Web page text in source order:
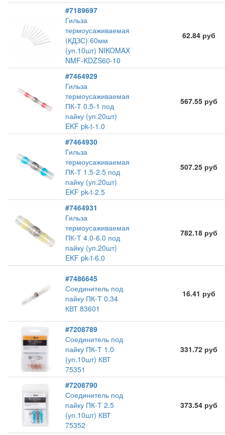
#7189697
Гильза
термоусаживаемая
(КДЗС) 60мм
(уп.10шт) NIKOMAX
NMF-KDZS60-10
62.84 руб
#7464929
Гильза
термоусаживаемая
ПК-Т 0.5-1 под
пайку (уп.20шт)
EKF pk-t-1.0
567.55 руб
#7464930
Гильза
термоусаживаемая
ПК-Т 1.5-2.5 под
пайку (уп.20шт)
EKF pk-t-2.5
507.25 руб
#7464931
Гильза
термоусаживаемая
ПК-Т 4.0-6.0 под
пайку (уп.20шт)
EKF pk-t-6.0
782.18 руб
#7486645
Соединитель под
пайку ПК-Т 0.34
КВТ 83601
16.41 руб
#7208789
Соединитель под
пайку ПК-Т 1.0
(уп.10шт) КВТ
75351
331.72 руб
#7208790
Соединитель под
пайку ПК-Т 2.5
(уп.10шт) КВТ
75352
373.54 руб